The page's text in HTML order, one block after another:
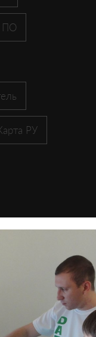
ПО
РУ